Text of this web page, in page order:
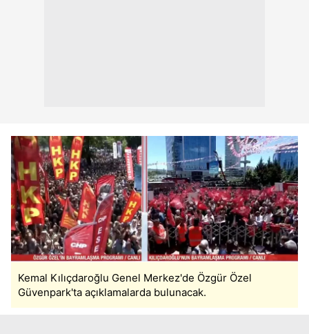
Kemal Kılıçdaroğlu Genel Merkez'de Özgür Özel
Güvenpark'ta açıklamalarda bulunacak.